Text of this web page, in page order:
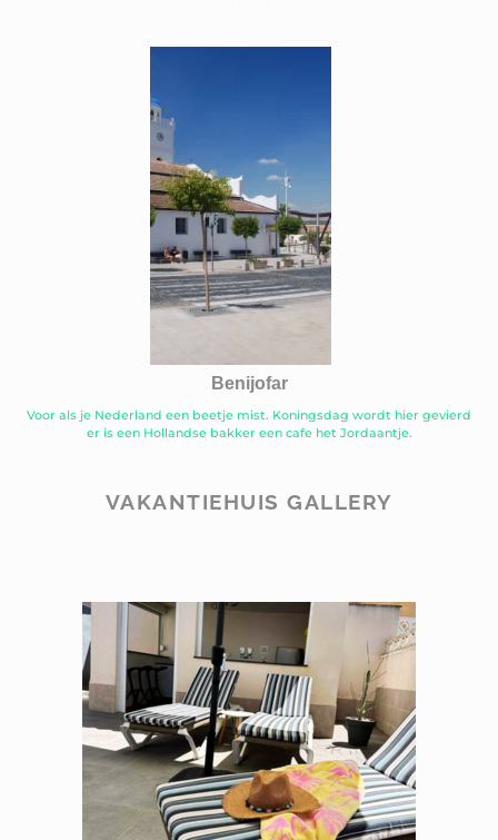
Benijofar
Voor als je Nederland een beetje mist. Koningsdag wordt hier gevierd
er is een Hollandse bakker een cafe het Jordaantje.
VAKANTIEHUIS GALLERY